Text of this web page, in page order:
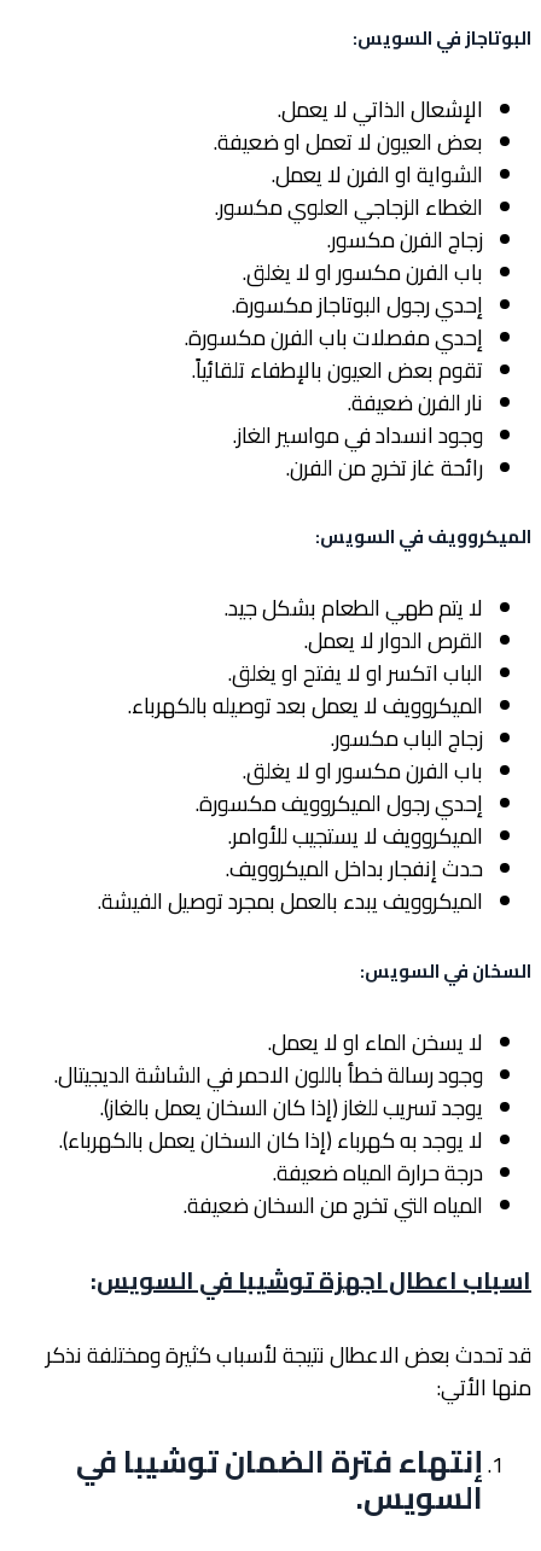
البوتاجاز في السويس:
الإشعال الذاتي لا يعمل.
بعض العيون لا تعمل او ضعيفة.
الشواية او الفرن لا يعمل.
الغطاء الزجاجي العلوي مكسور.
زجاج الفرن مكسور.
باب الفرن مكسور او لا يغلق.
إحدي رجول البوتاجاز مكسورة.
إحدي مفصلات باب الفرن مكسورة.
تقوم بعض العيون بالإطفاء تلقائياً.
نار الفرن ضعيفة.
وجود انسداد في مواسير الغاز.
رائحة غاز تخرج من الفرن.
الميكروويف في السويس:
لا يتم طهي الطعام بشكل جيد.
القرص الدوار لا يعمل.
الباب اتكسر او لا يفتح او يغلق.
الميكروويف لا يعمل بعد توصيله بالكهرباء.
زجاج الباب مكسور.
باب الفرن مكسور او لا يغلق.
إحدي رجول الميكروويف مكسورة.
الميكروويف لا يستجيب للأوامر.
حدث إنفجار بداخل الميكروويف.
الميكروويف يبدء بالعمل بمجرد توصيل الفيشة.
السخان في السويس:
لا يسخن الماء او لا يعمل.
وجود رسالة خطأ باللون الاحمر في الشاشة الديجيتال.
يوجد تسريب للغاز (إذا كان السخان يعمل بالغاز).
لا يوجد به كهرباء (إذا كان السخان يعمل بالكهرباء).
درجة حرارة المياه ضعيفة.
المياه التي تخرج من السخان ضعيفة.
اسباب اعطال اجهزة توشيبا في السويس:
قد تحدث بعض الاعطال نتيجة لأسباب كثيرة ومختلفة نذكر
منها الأتي:
إنتهاء فترة الضمان توشيبا في
السويس.